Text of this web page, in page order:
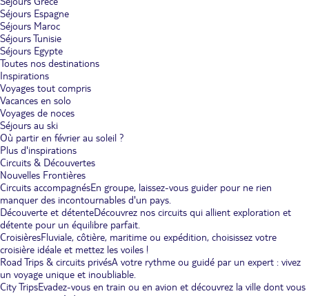
Séjours Espagne
Séjours Maroc
Séjours Tunisie
Séjours Egypte
Toutes nos destinations
Inspirations
Voyages tout compris
Vacances en solo
Voyages de noces
Séjours au ski
Où partir en février au soleil ?
Plus d'inspirations
Circuits & Découvertes
Nouvelles Frontières
Circuits accompagnésEn groupe, laissez-vous guider pour ne rien
manquer des incontournables d'un pays.
Découverte et détenteDécouvrez nos circuits qui allient exploration et
détente pour un équilibre parfait.
CroisièresFluviale, côtière, maritime ou expédition, choisissez votre
croisière idéale et mettez les voiles !
Road Trips & circuits privésA votre rythme ou guidé par un expert : vivez
un voyage unique et inoubliable.
City TripsEvadez-vous en train ou en avion et découvrez la ville dont vous